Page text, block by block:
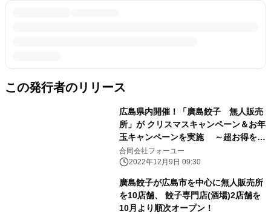
この発行者のリリース
広島県内開催！「廣島餃子 無人販売
所」が クリスマスキャンペーン＆お年
玉キャンペーンを実施 ～超お得をプ
レゼント～
合同会社フォーユー
2022年12月9日 09:30
廣島餃子が広島市を中心に無人販売所
を10店舗、 餃子専門店(酒場)2店舗を
10月より順次オープン！